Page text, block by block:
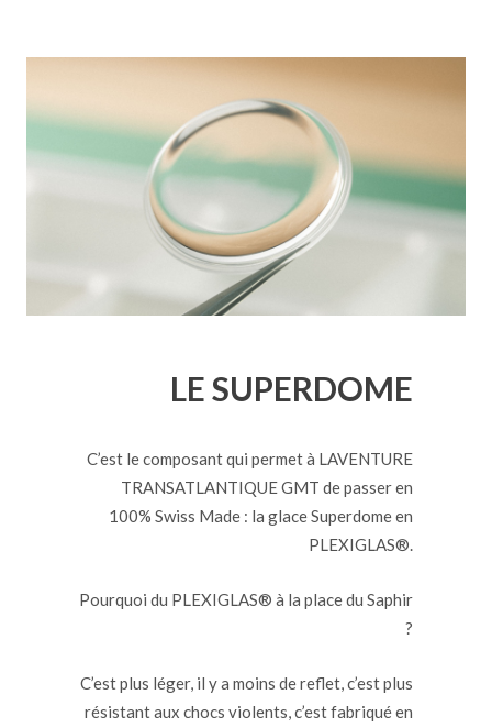
LE SUPERDOME
C’est le composant qui permet à LAVENTURE
TRANSATLANTIQUE GMT de passer en
100% Swiss Made : la glace Superdome en
PLEXIGLAS®.
Pourquoi du PLEXIGLAS® à la place du Saphir
?
C’est plus léger, il y a moins de reflet, c’est plus
résistant aux chocs violents, c’est fabriqué en